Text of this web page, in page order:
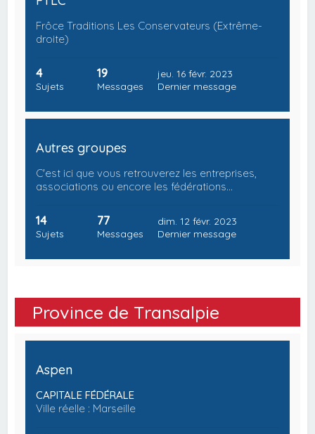
Frôce Traditions Les Conservateurs (Extrême-
droite)
4
Sujets
19
Messages
jeu. 16 févr. 2023
Dernier message
Autres groupes
C'est ici que vous retrouverez les entreprises,
associations ou encore les fédérations…
14
Sujets
77
Messages
dim. 12 févr. 2023
Dernier message
Province de Transalpie
Aspen
CAPITALE FÉDÉRALE
Ville réelle : Marseille